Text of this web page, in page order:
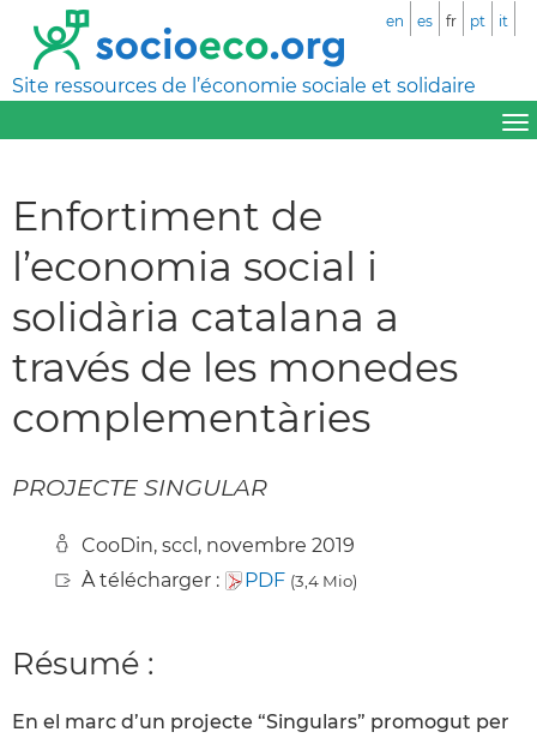
Site ressources de l’économie sociale et solidaire
en es fr pt it
Enfortiment de
l’economia social i
solidària catalana a
través de les monedes
complementàries
PROJECTE SINGULAR
CooDin, sccl, novembre 2019
À télécharger :
PDF (3,4 Mio)
Résumé :
En el marc d’un projecte “Singulars” promogut per